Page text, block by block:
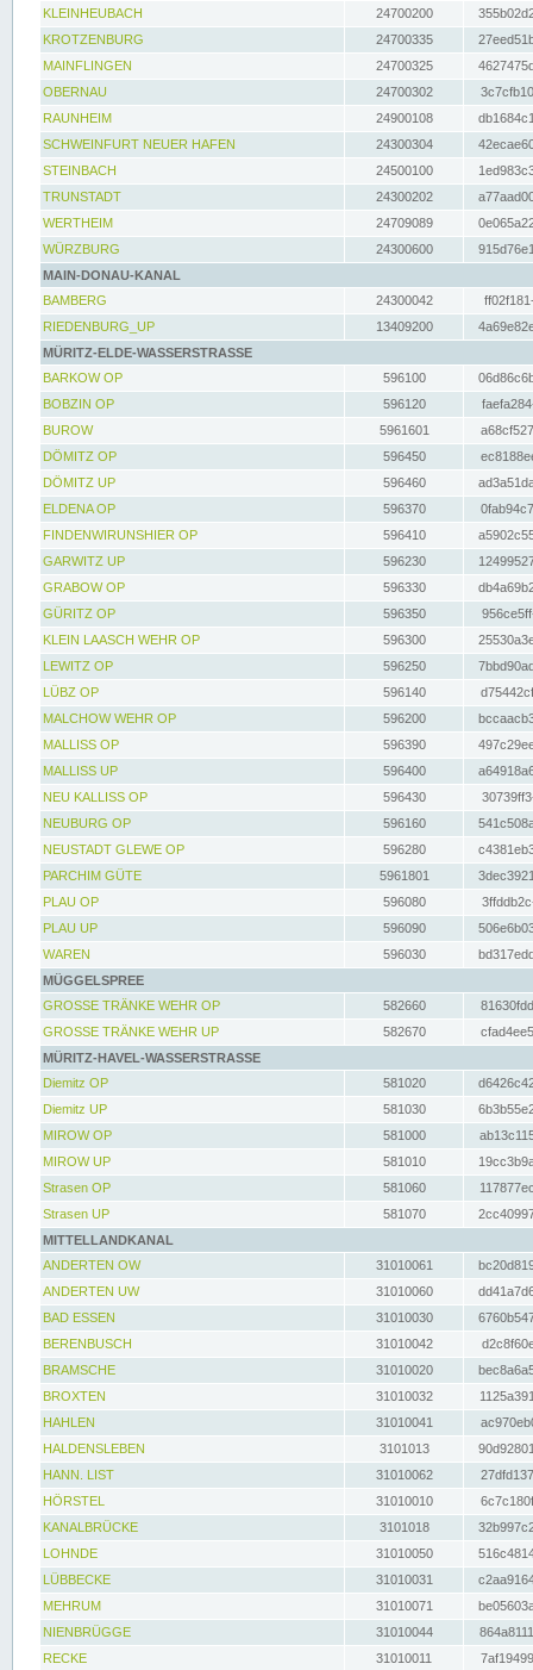
KLEINHEUBACH 24700200
KROTZENBURG
24700335
MAINFLINGEN
24700325
OBERNAU
24700302
RAUNHEIM
24900108
SCHWEINFURT NEUER HAFEN
24300304
STEINBACH
24500100
TRUNSTADT
24300202
WERTHEIM
24709089
WÜRZBURG
24300600
MAIN-DONAU-KANAL
BAMBERG
24300042
RIEDENBURG_UP
13409200
MÜRITZ-ELDE-WASSERSTRASSE
BARKOW OP
596100
BOBZIN OP
596120
BUROW
5961601
DÖMITZ OP
596450
DÖMITZ UP
596460
ELDENA OP
596370
FINDENWIRUNSHIER OP
596410
GARWITZ UP
596230
GRABOW OP
596330
GÜRITZ OP
596350
KLEIN LAASCH WEHR OP
596300
LEWITZ OP
596250
LÜBZ OP
596140
MALCHOW WEHR OP
596200
MALLISS OP
596390
MALLISS UP
596400
NEU KALLISS OP
596430
NEUBURG OP
596160
NEUSTADT GLEWE OP
596280
PARCHIM GÜTE
5961801
PLAU OP
596080
PLAU UP
596090
WAREN
596030
MÜGGELSPREE
GROSSE TRÄNKE WEHR OP
582660
GROSSE TRÄNKE WEHR UP
582670
MÜRITZ-HAVEL-WASSERSTRASSE
Diemitz OP
581020
Diemitz UP
581030
MIROW OP
581000
MIROW UP
581010
Strasen OP
581060
Strasen UP
581070
MITTELLANDKANAL
ANDERTEN OW
31010061
ANDERTEN UW
31010060
BAD ESSEN
31010030
BERENBUSCH
31010042
BRAMSCHE
31010020
BROXTEN
31010032
HAHLEN
31010041
HALDENSLEBEN
3101013
HANN. LIST
31010062
HÖRSTEL
31010010
KANALBRÜCKE
3101018
LOHNDE
31010050
LÜBBECKE
31010031
MEHRUM
31010071
NIENBRÜGGE
31010044
RECKE
31010011